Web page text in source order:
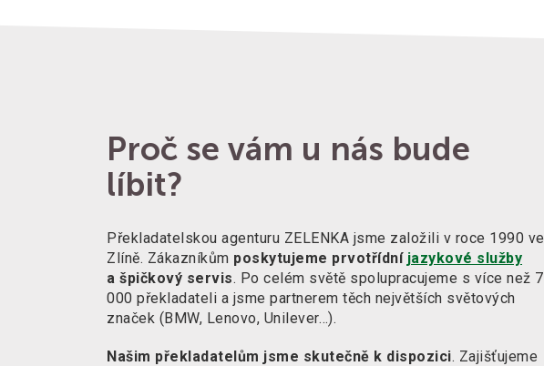
Proč se vám u nás bude
líbit?
Překladatelskou agenturu ZELENKA jsme založili v roce 1990 ve
Zlíně. Zákazníkům poskytujeme prvotřídní jazykové služby
a špičkový servis. Po celém světě spolupracujeme s více než 7
000 překladateli a jsme partnerem těch největších světových
značek (BMW, Lenovo, Unilever…).
Našim překladatelům jsme skutečně k dispozici. Zajišťujeme